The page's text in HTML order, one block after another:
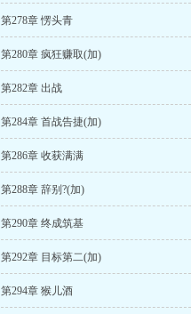
第278章 愣头青
第280章 疯狂赚取(加)
第282章 出战
第284章 首战告捷(加)
第286章 收获满满
第288章 辞别?(加)
第290章 终成筑基
第292章 目标第二(加)
第294章 猴儿酒